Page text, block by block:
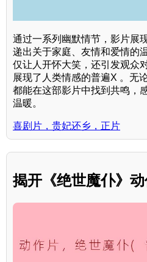
通过一系列幽默情节，影片展
递出关于家庭、友情和爱情的
仅让人开怀大笑，还引发观众
展现了人类情感的普遍X 。无
都能在这部影片中找到共鸣，
温暖。
喜剧片，贵妃还乡，正片
揭开《绝世魔仆》